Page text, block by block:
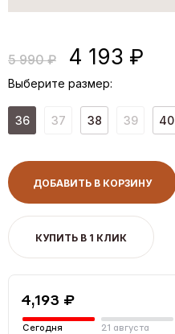
5 990 ₽ 4 193 ₽
Выберите размер:
36 37 38 39 40
ДОБАВИТЬ В КОРЗИНУ
КУПИТЬ В 1 КЛИК
4,193 ₽
Сегодня 21 августа